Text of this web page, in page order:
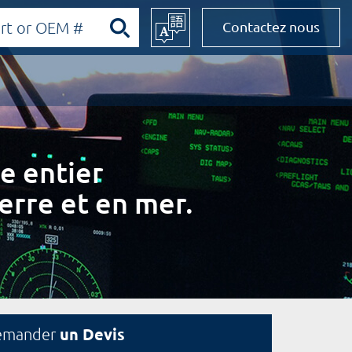
Contactez nous
entier
et en mer.
un Devis